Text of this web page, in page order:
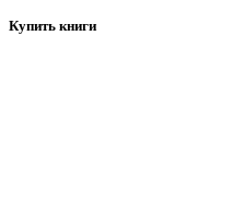
Купить книги